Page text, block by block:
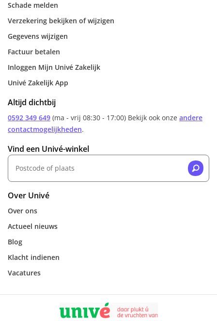
Schade melden
Verzekering bekijken of wijzigen
Gegevens wijzigen
Factuur betalen
Inloggen Mijn Univé Zakelijk
Univé Zakelijk App
Altijd dichtbij
0592 349 649 (ma - vrij 08:30 - 17:00) Bekijk ook onze andere
contactmogelijkheden.
Vind een Univé-winkel
Over Univé
Over ons
Actueel nieuws
Blog
Klacht indienen
Vacatures